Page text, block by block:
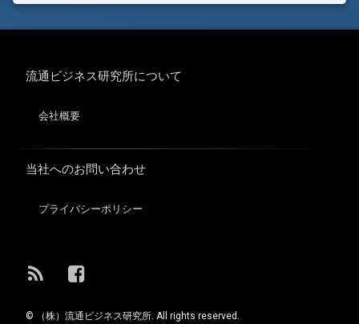
流通ビジネス研究所について
会社概要
当社へのお問い合わせ
プライバシーポリシー
RSS Facebook
© （株）流通ビジネス研究所. All rights reserved.